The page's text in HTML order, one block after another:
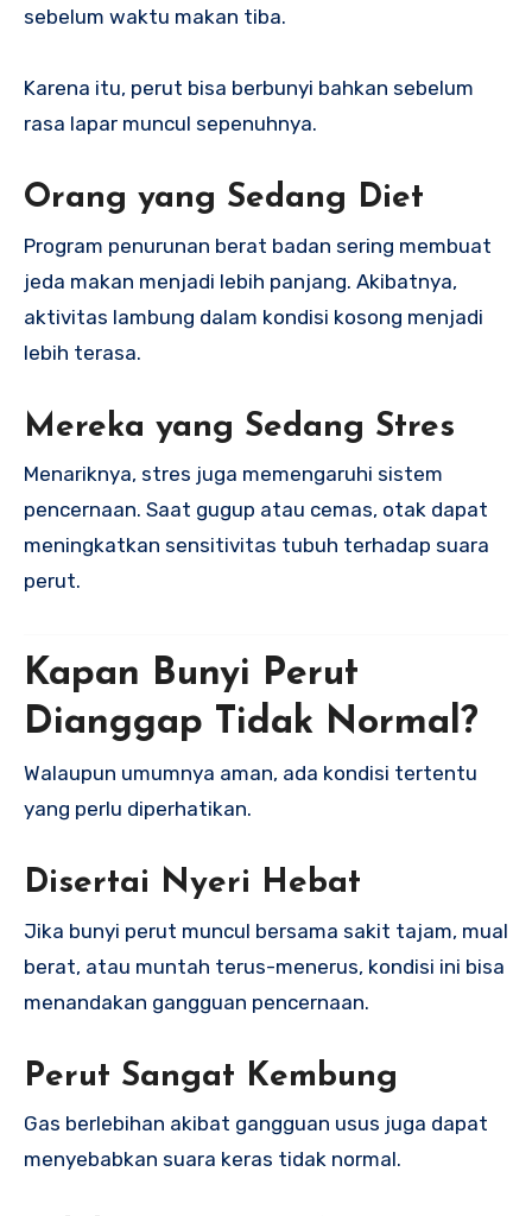
sebelum waktu makan tiba.
Karena itu, perut bisa berbunyi bahkan sebelum
rasa lapar muncul sepenuhnya.
Orang yang Sedang Diet
Program penurunan berat badan sering membuat
jeda makan menjadi lebih panjang. Akibatnya,
aktivitas lambung dalam kondisi kosong menjadi
lebih terasa.
Mereka yang Sedang Stres
Menariknya, stres juga memengaruhi sistem
pencernaan. Saat gugup atau cemas, otak dapat
meningkatkan sensitivitas tubuh terhadap suara
perut.
Kapan Bunyi Perut
Dianggap Tidak Normal?
Walaupun umumnya aman, ada kondisi tertentu
yang perlu diperhatikan.
Disertai Nyeri Hebat
Jika bunyi perut muncul bersama sakit tajam, mual
berat, atau muntah terus-menerus, kondisi ini bisa
menandakan gangguan pencernaan.
Perut Sangat Kembung
Gas berlebihan akibat gangguan usus juga dapat
menyebabkan suara keras tidak normal.